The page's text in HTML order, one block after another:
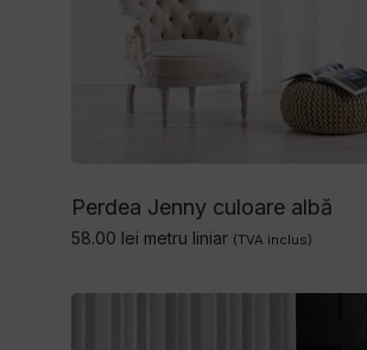
Perdea Jenny culoare albă
58.00 lei metru liniar (TVA inclus)